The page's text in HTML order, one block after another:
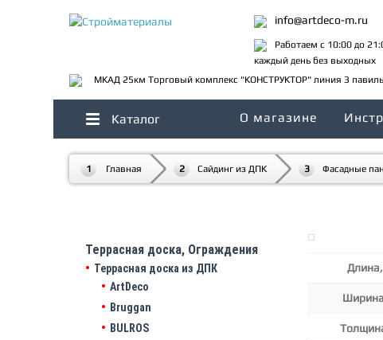
info@artdeco-m.ru
Работаем с 10:00 до
каждый день без выходных
МКАД 25км Торговый комплекс "КОНСТРУКТОР" линия З
Каталог О магазине
Главная Сайдинг из ДПК Фасадные
Террасная доска, Ограждения
Террасная доска из ДПК
ArtDeco
Bruggan
BULROS